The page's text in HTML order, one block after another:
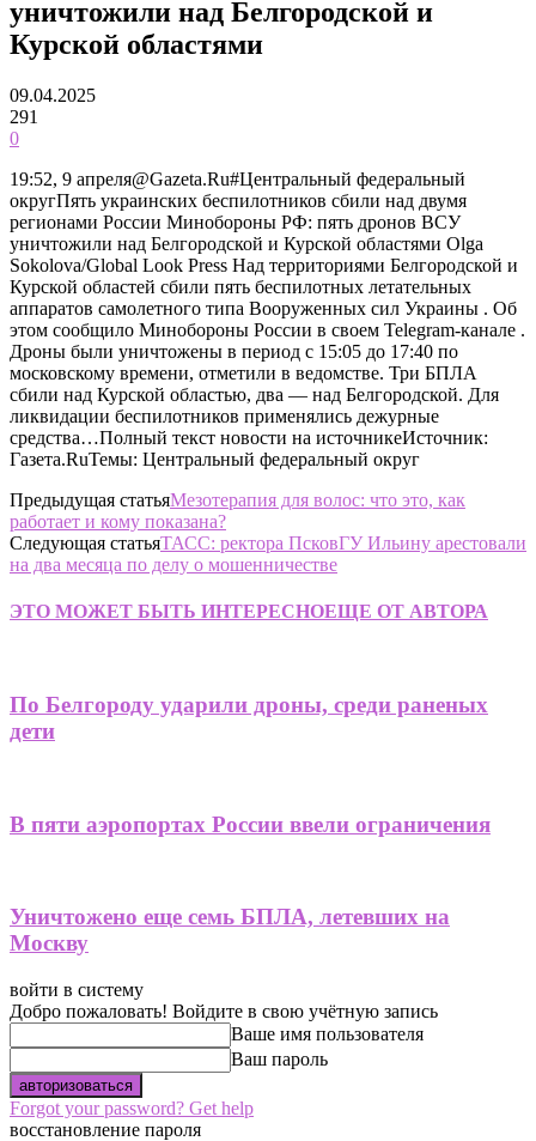
уничтожили над Белгородской и
Курской областями
09.04.2025
291
0
19:52, 9 апреля@Gazeta.Ru#Центральный федеральный
округПять украинских беспилотников сбили над двумя
регионами России Минобороны РФ: пять дронов ВСУ
уничтожили над Белгородской и Курской областями Olga
Sokolova/Global Look Press Над территориями Белгородской и
Курской областей сбили пять беспилотных летательных
аппаратов самолетного типа Вооруженных сил Украины . Об
этом сообщило Минобороны России в своем Telegram-канале .
Дроны были уничтожены в период с 15:05 до 17:40 по
московскому времени, отметили в ведомстве. Три БПЛА
сбили над Курской областью, два — над Белгородской. Для
ликвидации беспилотников применялись дежурные
средства…Полный текст новости на источникеИсточник:
Газета.RuТемы: Центральный федеральный округ
Предыдущая статьяМезотерапия для волос: что это, как
работает и кому показана?
Следующая статьяТАСС: ректора ПсковГУ Ильину арестовали
на два месяца по делу о мошенничестве
ЭТО МОЖЕТ БЫТЬ ИНТЕРЕСНОЕЩЕ ОТ АВТОРА
По Белгороду ударили дроны, среди раненых
дети
В пяти аэропортах России ввели ограничения
Уничтожено еще семь БПЛА, летевших на
Москву
войти в систему
Добро пожаловать! Войдите в свою учётную запись
Ваше имя пользователя
Ваш пароль
Forgot your password? Get help
восстановление пароля